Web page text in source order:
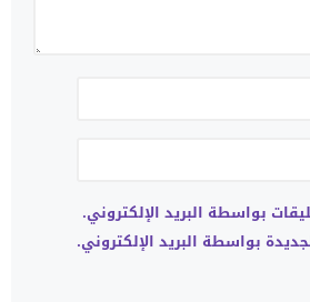
بواسطة البريد الإلكتروني.
بواسطة البريد الإلكتروني.